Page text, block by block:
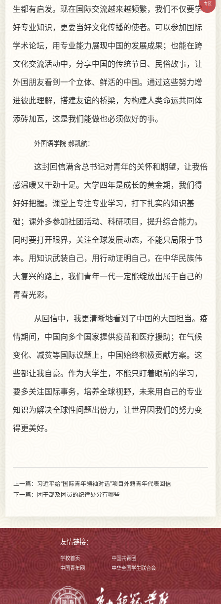
生都有启发。现在国际交流越来越频繁，我们不仅要学
好专业知识，更要当好文化传播的使者。可以参加国际
学术论坛，用专业能力展现中国的发展成果；也能在跨
文化交流活动中，分享中国的传统节日、民俗故事，让
外国朋友看到一个立体、鲜活的中国。通过这些努力增
进彼此理解，搭建友谊的桥梁，为构建人类命运共同体
添砖加瓦，这是我们能做也必须做好的事。
外国语学院 郝凯航：
这封回信满含总书记对青年的关怀和期望，让我倍
感温暖又干劲十足。大学四年是成长的黄金期，我们得
好好把握。课堂上专注专业学习，打下扎实的知识基
础；课外多参加社团活动、科研项目，提升综合能力。
同时要打开眼界，关注全球发展动态，不能只局限于书
本。用知识武装自己，用行动证明自己，在中华民族伟
大复兴的路上，我们青年一代一定能绽放出属于自己的
青春光彩。
从回信中，我更清晰地看到了中国的大国担当。疫
情期间，中国向多个国家提供疫苗和医疗援助；在气候
变化、减贫等国际议题上，中国始终积极贡献方案。这
些都让我自豪。作为大学生，不能只盯着眼前的学习，
要多关注国际事务，培养全球视野，未来用自己的专业
知识为解决全球性问题出份力，让世界因我们的努力变
得更美好。
上一篇：习近平给“国际青年领袖对话”项目外籍青年代表回信
下一篇：团干部及团员的纪律处分有哪些
专区
友情链接：
学校首页
中国共青团
中国青年网
中华全国学生联合会